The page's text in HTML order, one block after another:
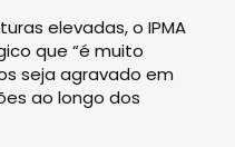
elevadas, o IPMA
que “é muito
seja agravado em
ao longo dos